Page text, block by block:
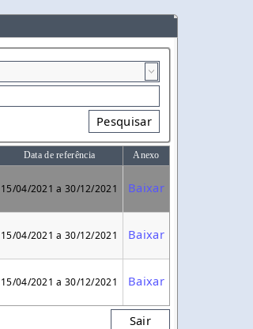
Pesquisar
Data de referência Anexo
15/04/2021 a 30/12/2021 Baixar
15/04/2021 a 30/12/2021 Baixar
15/04/2021 a 30/12/2021 Baixar
Sair